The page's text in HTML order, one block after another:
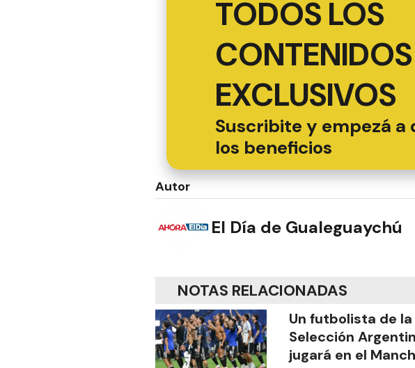
TODOS LOS
CONTENIDOS
EXCLUSIVOS
Suscribite y empezá
los beneficios
Autor
El Día de Gualeguaychú
NOTAS RELACIONADAS
Un futbolista de la
Selección
jugará en el